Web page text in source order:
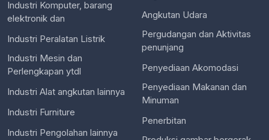
Industri Komputer, barang
elektronik dan
Industri Peralatan Listrik
Industri Mesin dan
Perlengkapan ytdl
Industri Alat angkutan lainnya
Industri Furniture
Industri Pengolahan lainnya
Angkutan Udara
Pergudangan dan Aktivitas
penunjang
Penyediaan Akomodasi
Penyediaan Makanan dan
Minuman
Penerbitan